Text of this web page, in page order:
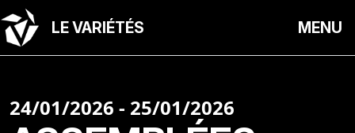
LE VARIÉTÉS MENU
24/01/2026 - 25/01/2026